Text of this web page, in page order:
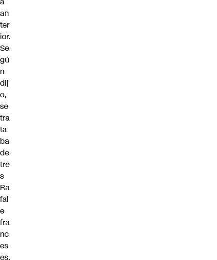
an
ter
ior.
Se
gú
n
dij
o,
se
tra
ta
ba
de
tre
s
Ra
fal
e
fra
nc
es
es,